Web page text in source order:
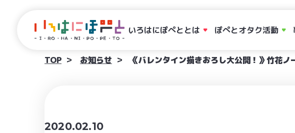
いろはにぽぺととは ぽぺとオタク活動
TOP お知らせ 《バレンタイン描きおろし大公開！》竹花
2020.02.10